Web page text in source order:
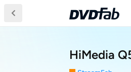
HiMedia